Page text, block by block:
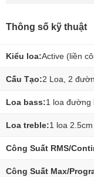
Thông số kỹ thuật
Kiểu loa:Active (liền
Cấu Tạo:2 Loa, 2
Loa bass:1 loa đường
Loa treble:1 loa
Công Suất RMS/
Công Suất Max/